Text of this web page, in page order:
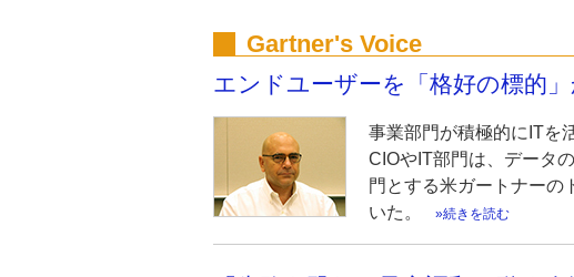
Gartner's Voice
エンドユーザーを「格好の標的
事業部門が積極的にITを
CIOやIT部門は、データ
門とする米ガートナーの
いた。
続きを読む